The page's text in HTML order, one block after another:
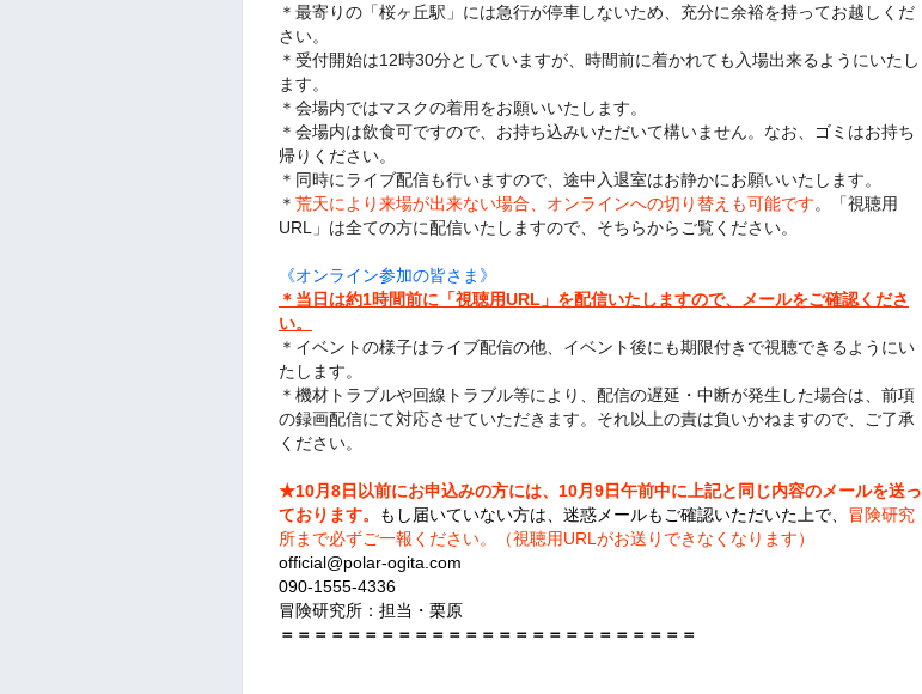
＊最寄りの「桜ヶ丘駅」には急行が停車しないため、充分に余裕を持ってお越しくだ
さい。
＊受付開始は12時30分としていますが、時間前に着かれても入場出来るようにいたし
ます。
＊会場内ではマスクの着用をお願いいたします。
＊会場内は飲食可ですので、お持ち込みいただいて構いません。なお、ゴミはお持ち
帰りください。
＊同時にライブ配信も行いますので、途中入退室はお静かにお願いいたします。
＊ 荒天により来場が出来ない場合、オンラインへの切り替えも可能です。「視聴用
URL」は全ての方に配信いたしますので、そちらからご覧ください。
《オンライン参加の皆さま》
＊当日は約1時間前に「視聴用URL」を配信いたしますので、メールをご確認くださ
い。
＊イベントの様子はライブ配信の他、イベント後にも期限付きで視聴できるようにい
たします。
＊機材トラブルや回線トラブル等により、配信の遅延・中断が発生した場合は、前項
の録画配信にて対応させていただきます。それ以上の責は負いかねますので、ご了承
ください。
★10月8日以前にお申込みの方には、10月9日午前中に上記と同じ内容のメールを送っ
ております。
もし届いていない方は、迷惑メールもご確認いただいた上で、 冒険研究
所まで必ずご一報ください。（視聴用URLがお送りできなくなります）
official@polar-ogita.com
090-1555-4336
冒険研究所：担当・栗原
＝＝＝＝＝＝＝＝＝＝＝＝＝＝＝＝＝＝＝＝＝＝＝＝＝